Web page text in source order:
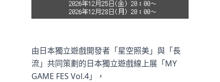
由日本獨立遊戲開發者「星空照美」與「長
流」共同策劃的日本獨立遊戲線上展「MY
GAME FES Vol.4」，